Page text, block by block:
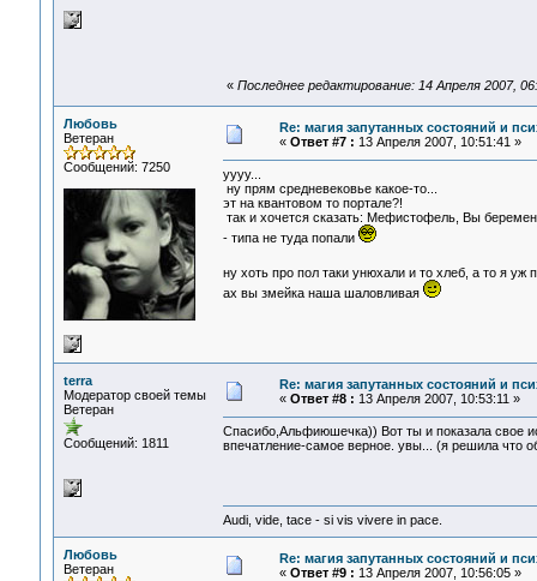
« Последнее редактирование: 14 Апреля 2007,
Любовь
Ветеран
Сообщений: 7250
Re: магия запутанных состояний и
« Ответ #7 : 13 Апреля 2007, 10:51:41 »
уууу...
ну прям средневековье какое-то...
эт на квантовом то портале?!
так и хочется сказать: Мефистофель, Вы
- типа не туда попали
ну хоть про пол таки унюхали и то хлеб, а то я
ах вы змейка наша шаловливая
terra
Модератор своей темы
Ветеран
Сообщений: 1811
Re: магия запутанных состояний и
« Ответ #8 : 13 Апреля 2007, 10:53:11 »
Спасибо,Альфиюшечка)) Вот ты и показала свое
впечатление-самое верное. увы... (я решила что
Audi, vide, tace - si vis vivere in pace.
Любовь
Ветеран
Re: магия запутанных состояний и
« Ответ #9 : 13 Апреля 2007, 10:56:05 »